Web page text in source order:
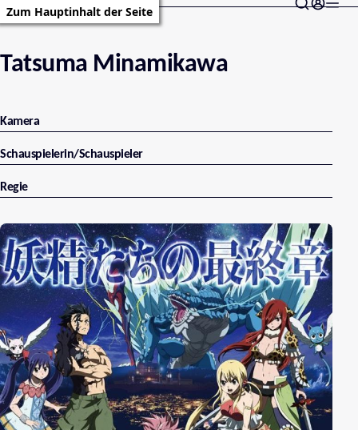
Zum Hauptinhalt der Seite
Tatsuma Minamikawa
Kamera
Schauspielerin/Schauspieler
Regie